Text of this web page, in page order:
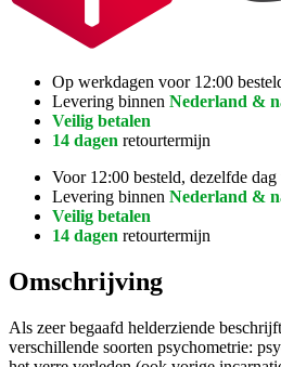
Op werkdagen voor 12:00
Levering binnen Nederland &
Veilig betalen
14 dagen retourtermijn
Voor 12:00 besteld, dezelfde dag
Levering binnen Nederland &
Veilig betalen
14 dagen retourtermijn
Omschrijving
Als zeer begaafd helderziende
verschillende soorten psychometrie: